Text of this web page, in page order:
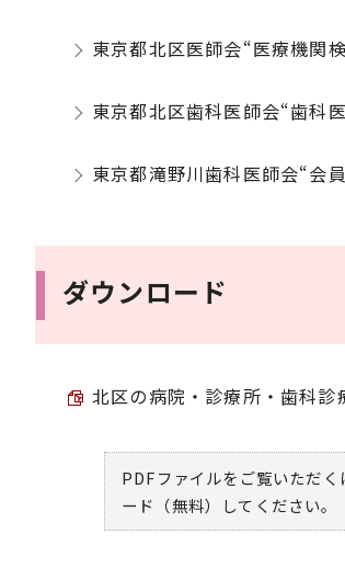
東京都北区医師会“医療機関
東京都北区歯科医師会“歯科
東京都滝野川歯科医師会“会
ダウンロード
北区の病院・診療所・歯科診
PDFファイルをご覧いただ
ード（無料）してください。